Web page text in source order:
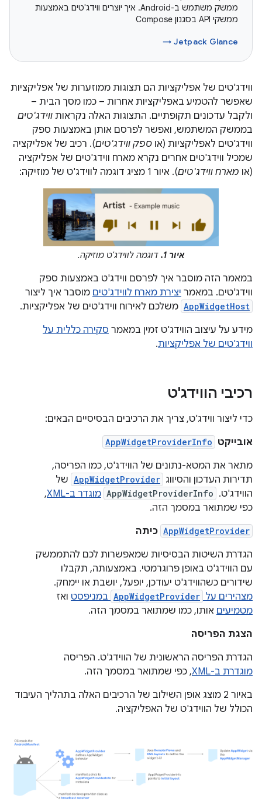
ממשק משתמש ב-Android. איך יוצרים ווידג'טים באמצעות
ממשקי API בסגנון Compose
Jetpack Glance →
ווידג'טים של אפליקציות הם תצוגות ממוזערות של אפליקציות
שאפשר להטמיע באפליקציות אחרות – כמו מסך הבית –
ולקבל עדכונים תקופתיים. התצוגות האלה נקראות ווידג'טים
בממשק המשתמש, ואפשר לפרסם אותן באמצעות ספק
ווידג'טים לאפליקציות (או ספק ווידג'טים). רכיב של אפליקציה
שמכיל ווידג'טים אחרים נקרא מארח ווידג'טים של אפליקציה
(או מארח ווידג'טים). איור 1 מציג דוגמה לווידג'ט של מוזיקה:
איור 1. דוגמה לווידג'ט מוזיקה.
במאמר הזה מוסבר איך לפרסם ווידג'ט באמצעות ספק
ווידג'טים. במאמר יצירת מארח לווידג'טים מוסבר איך ליצור
AppWidgetHost משלכם לאירוח ווידג'טים של אפליקציות.
מידע על עיצוב הווידג'ט זמין במאמר סקירה כללית על
ווידג'טים של אפליקציות.
רכיבי הווידג'ט
כדי ליצור ווידג'ט, צריך את הרכיבים הבסיסיים הבאים:
אובייקט AppWidgetProviderInfo
מתאר את המטא-נתונים של הווידג'ט, כמו הפריסה,
תדירות העדכון והסיווג AppWidgetProvider של
הווידג'ט. ‫ AppWidgetProviderInfo מוגדר ב-XML
,
כפי שמתואר במסמך הזה.
AppWidgetProvider כיתה
הגדרת השיטות הבסיסיות שמאפשרות לכם להתממשק
עם הווידג'ט באופן פרוגרמטי. באמצעותה, תקבלו
שידורים כשהווידג'ט יעודכן, יופעל, יושבת או יימחק.
מצהירים על AppWidgetProvider במניפסט ואז
מטמיעים אותו, כמו שמתואר במסמך הזה.
הצגת הפריסה
הגדרת הפריסה הראשונית של הווידג'ט. הפריסה
מוגדרת ב-XML
, כפי שמתואר במסמך הזה.
באיור 2 מוצג אופן השילוב של הרכיבים האלה בתהליך העיבוד
הכולל של הווידג'ט של האפליקציה.